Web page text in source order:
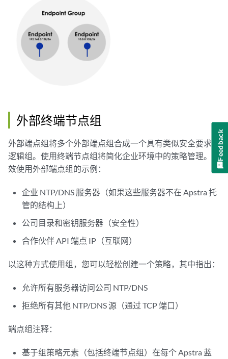
外部终端节点组
外部端点组将多个外部端点组合成一个具有类似安全要求的
逻辑组。使用终端节点组将简化企业环境中的策略管理。有
效使用外部端点组的示例：
企业 NTP/DNS 服务器（如果这些服务器不在 Apstra 托
管的结构上）
公司目录和密钥服务器（安全性）
合作伙伴 API 端点 IP（互联网）
以这种方式使用组，您可以轻松创建一个策略，其中指出：
允许所有服务器访问公司 NTP/DNS
拒绝所有其他 NTP/DNS 源（通过 TCP 端口）
端点组注释：
基于组策略元素（包括终端节点组）在每个 Apstra 蓝
Feedback